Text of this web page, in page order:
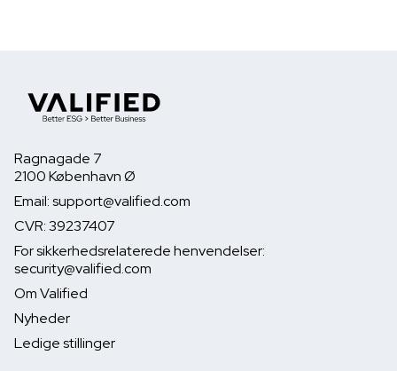
Ragnagade 7
2100 København Ø
Email: support@valified.com
CVR: 39237407
For sikkerhedsrelaterede henvendelser:
security@valified.com
Om Valified
Nyheder
Ledige stillinger